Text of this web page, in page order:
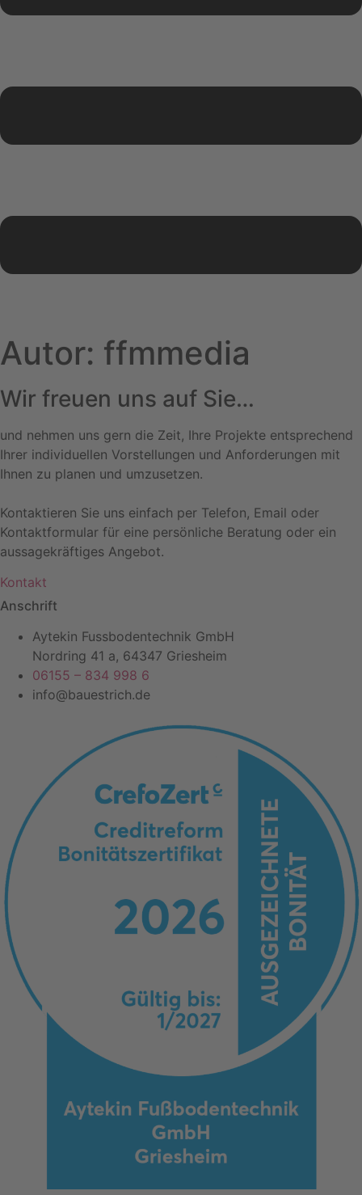
Autor: ffmmedia
Wir freuen uns auf Sie…
und nehmen uns gern die Zeit, Ihre Projekte entsprechend
Ihrer individuellen Vorstellungen und Anforderungen mit
Ihnen zu planen und umzusetzen.
Kontaktieren Sie uns einfach per Telefon, Email oder
Kontaktformular für eine persönliche Beratung oder ein
aussagekräftiges Angebot.
Kontakt
Anschrift
Aytekin Fussbodentechnik GmbH
Nordring 41 a, 64347 Griesheim
06155 – 834 998 6
info@bauestrich.de